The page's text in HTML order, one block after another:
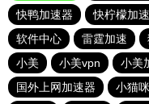
快鸭加速器
快柠檬加
软件中心
雷霆加速
小美
小美vpn 小美
国外上网加速器
小猫